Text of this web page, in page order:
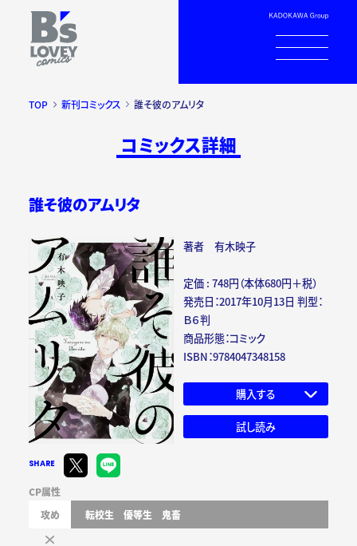
TOP 新刊コミックス 誰そ彼のアムリタ
コミックス詳細
誰そ彼のアムリタ
著者 有木映子
定価 : 748円（本体680円＋税）
発売日：2017年10月13日 判型：
Ｂ６判
商品形態：コミック
ISBN：9784047348158
購入する
試し読み
SHARE
CP属性
攻め
転校生 優等生 鬼畜